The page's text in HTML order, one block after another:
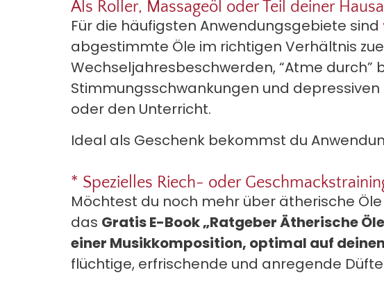
Als Roller, Massageöl oder Teil deiner
Für die häufigsten Anwendungsgebiete sind
abgestimmte Öle im richtigen Verhältnis
Wechseljahresbeschwerden, “Atme durch”
Stimmungsschwankungen und
oder den Unterricht.
Ideal als Geschenk bekommst du
* Spezielles Riech- oder
Möchtest du noch mehr über ätherische
das Gratis E-Book „Ratgeber Ätherische
einer Musikkomposition, optimal auf
flüchtige, erfrischende und anregende